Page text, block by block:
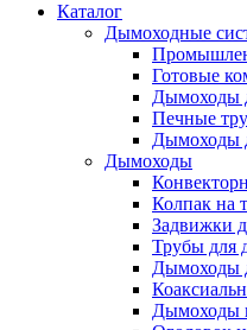
Каталог
Дымоходные
Готовые
Дымоходы
Печные
Дымоходы
Дымоходы
Колпак на
Задвижки
Трубы для
Дымоходы
Дымоходы